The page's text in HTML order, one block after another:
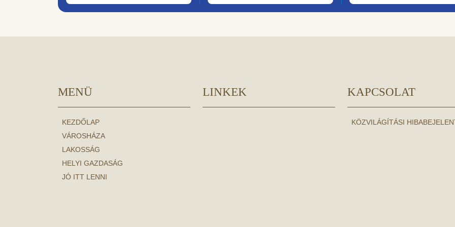
MENÜ
KEZDŐLAP
VÁROSHÁZA
LAKOSSÁG
HELYI GAZDASÁG
JÓ ITT LENNI
LINKEK KAPCSOLAT
KÖZVILÁGÍTÁSI